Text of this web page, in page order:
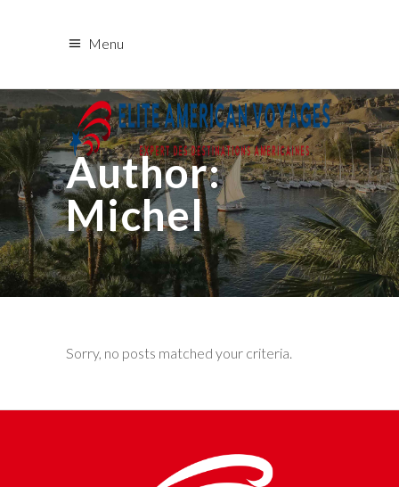
Menu
Author:
Michel
Sorry, no posts matched your criteria.